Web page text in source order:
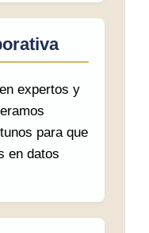
expertos y
para que
en datos